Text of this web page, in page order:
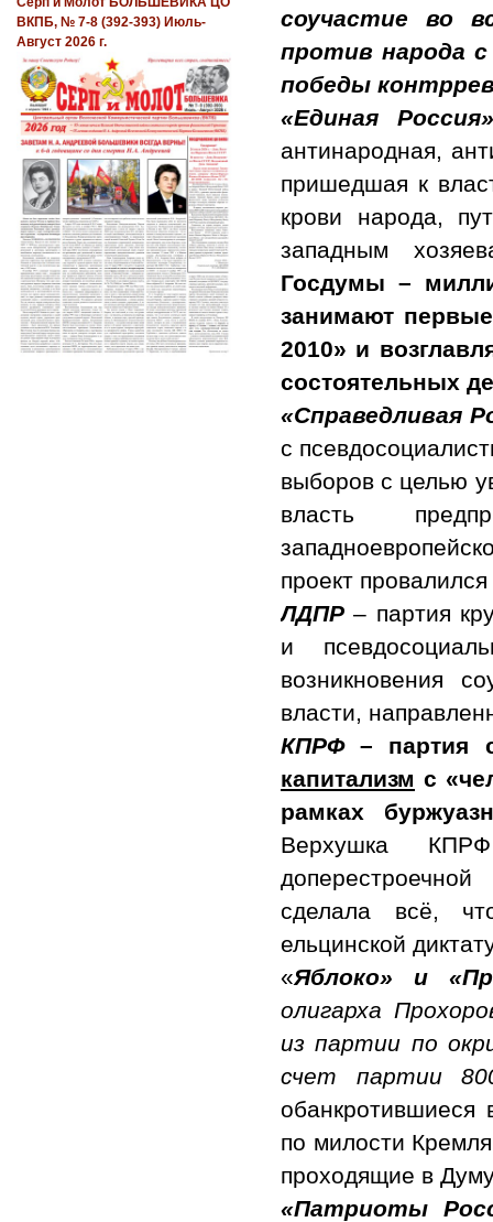
соучастие во
против народа
победы
«Единая
антинародная,
пришедшая к
крови народа,
западным
Госдумы –
занимают
2010» и
состоятельных
«Справедливая
с
выборов с целью
власть
проект
ЛДПР– партия
и
возникновения
власти,
КПРФ
– партия
капитализм с
рамках
Верхушка
сделала всё,
ельцинской
«Яблоко» и
олигарха
из партии по
счет партии
обанкротившиеся
по милости
проходящие в
«Патриоты
ВКПБ, № 7-8 (392-393) Июль-
Август 2026 г.